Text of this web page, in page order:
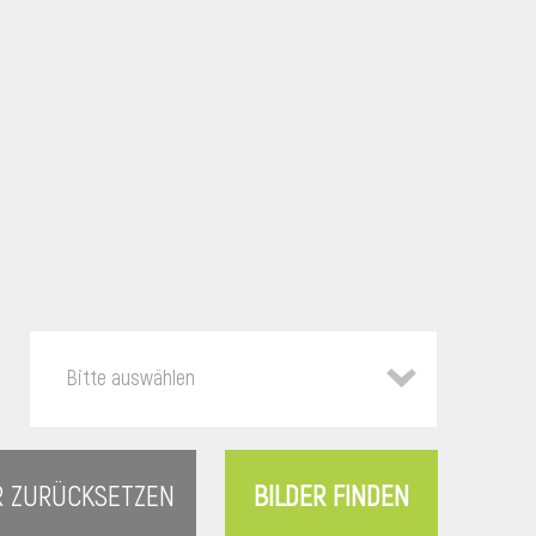
Bitte auswählen